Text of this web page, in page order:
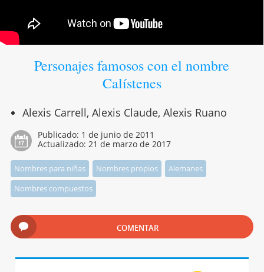
Personajes famosos con el nombre
Calístenes
Alexis Carrell, Alexis Claude, Alexis Ruano
Publicado: 1 de junio de 2011
Actualizado: 21 de marzo de 2017
Nombres para niñas Nombres propios
Alemanes
Nombres compuestos
COMENTAR